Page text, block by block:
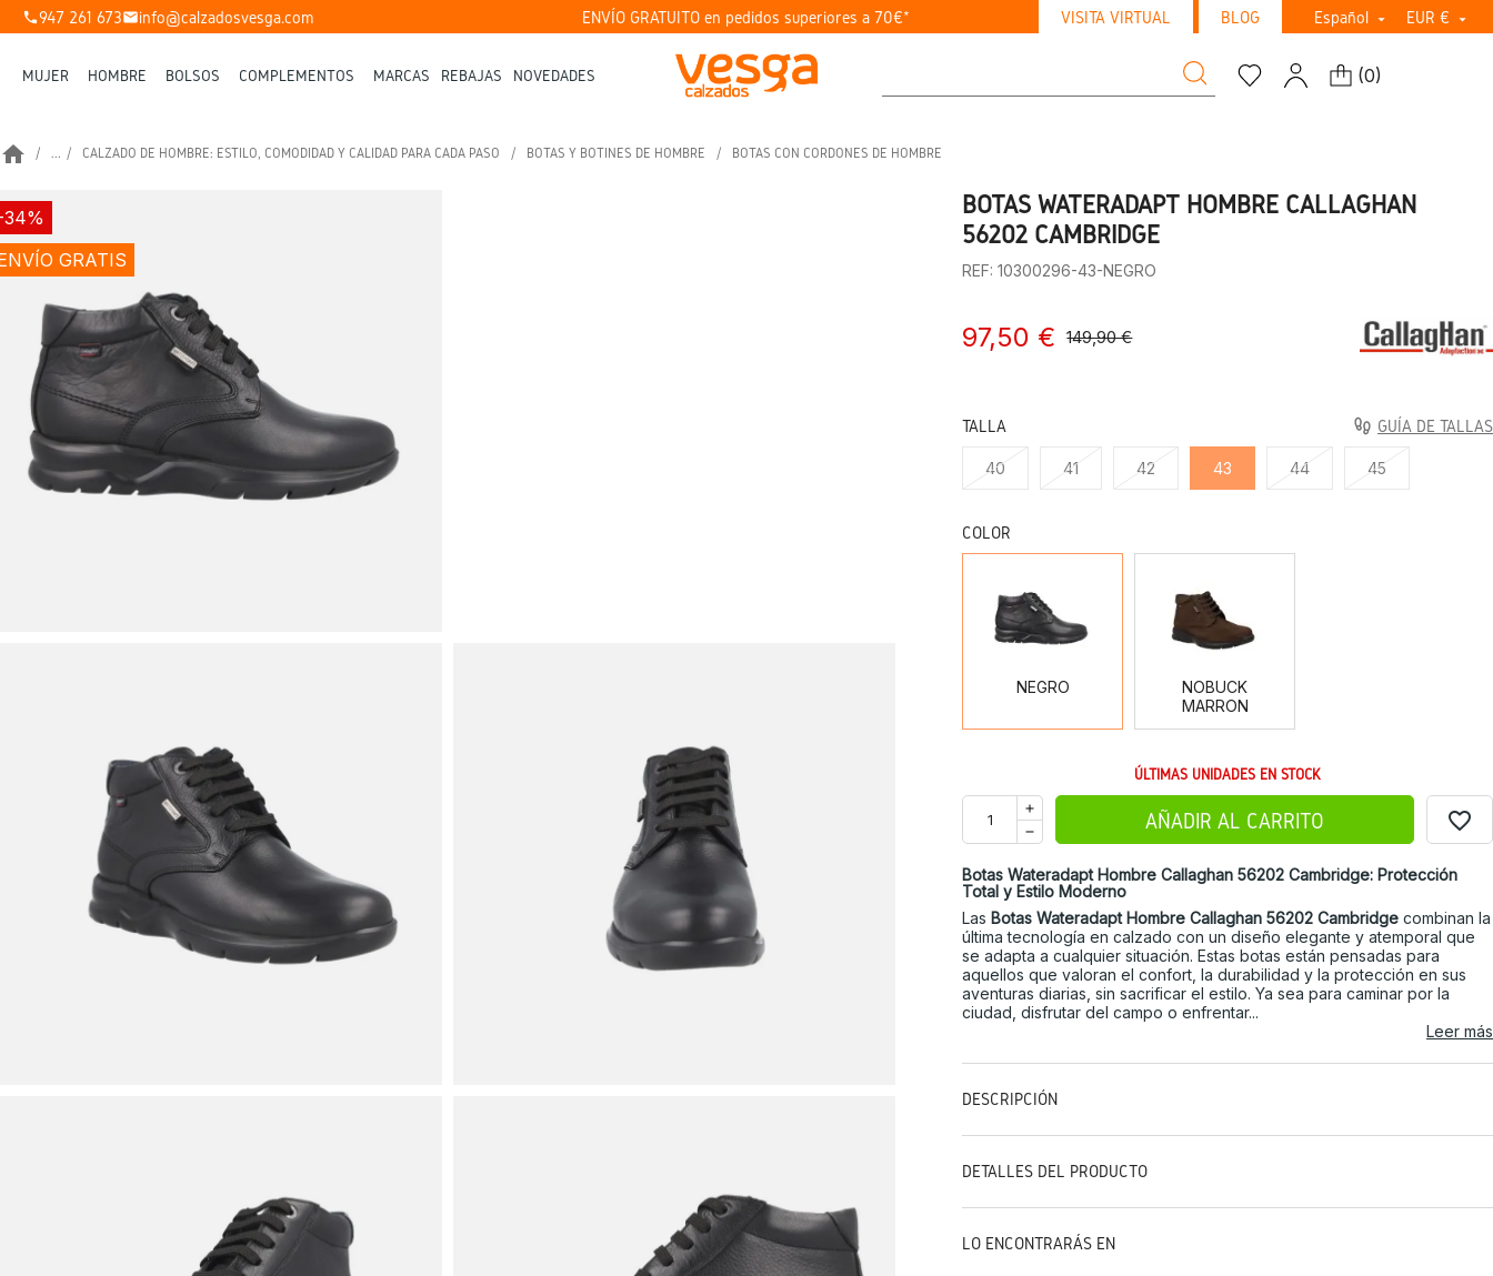
phone947 261 673mailinfo@calzadosvesga.com ENVÍO GRATUITO en pedidos superiores a 70€* VISITA VIRTUAL BLOG Español  EUR € 
MUJER HOMBRE BOLSOS COMPLEMENTOS MARCAS REBAJAS NOVEDADES (0)
home ... CALZADO DE HOMBRE: ESTILO, COMODIDAD Y CALIDAD PARA CADA PASO BOTAS Y BOTINES DE HOMBRE BOTAS CON CORDONES DE HOMBRE
GRATIS
BOTAS WATERADAPT HOMBRE CALLAGHAN
56202 CAMBRIDGE
REF: 10300296-43-NEGRO
97,50 € 149,90 €
TALLA GUÍA DE TALLAS
40 41 42 43 44 45
COLOR
NEGRO
NOBUCK
MARRON
ÚLTIMAS UNIDADES EN STOCK
AÑADIR AL CARRITO favorite_border
Botas Wateradapt Hombre Callaghan 56202 Cambridge: Protección
Total y Estilo Moderno
Las Botas Wateradapt Hombre Callaghan 56202 Cambridge combinan la
última tecnología en calzado con un diseño elegante y atemporal que
se adapta a cualquier situación. Estas botas están pensadas para
aquellos que valoran el confort, la durabilidad y la protección en sus
aventuras diarias, sin sacrificar el estilo. Ya sea para caminar por la
ciudad, disfrutar del campo o enfrentar...
Leer más
DESCRIPCIÓN
DETALLES DEL PRODUCTO
LO ENCONTRARÁS EN